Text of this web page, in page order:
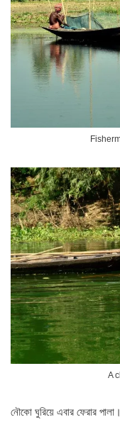
A
নৌকো ঘুরিয়ে এবার ফেরার